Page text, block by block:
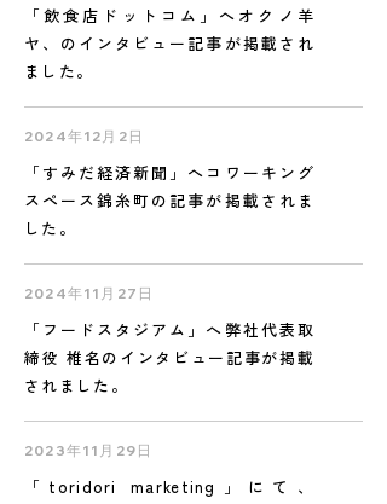
「飲食店ドットコム」へオクノ羊
ヤ、のインタビュー記事が掲載され
ました。
2024年12月2日
「すみだ経済新聞」へコワーキング
スペース錦糸町の記事が掲載されま
した。
2024年11月27日
「フードスタジアム」へ弊社代表取
締役 椎名のインタビュー記事が掲載
されました。
2023年11月29日
「toridori marketing」にて、